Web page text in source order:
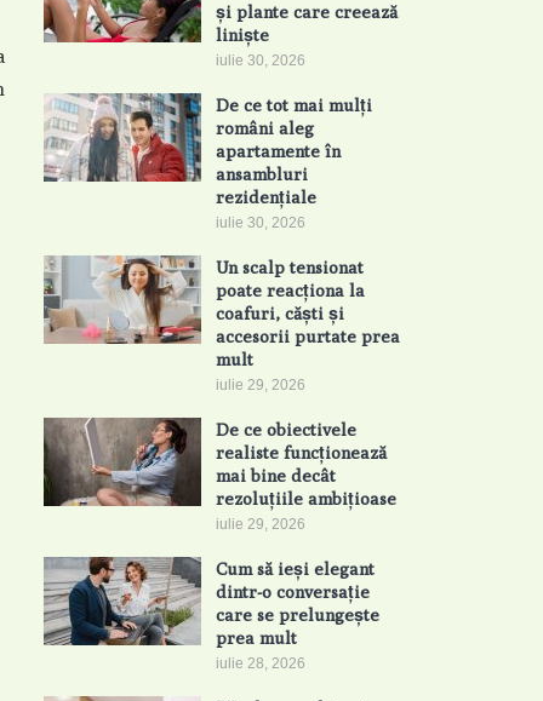
și plante care creează
liniște
iulie 30, 2026
De ce tot mai mulți
români aleg
apartamente în
ansambluri
rezidențiale
iulie 30, 2026
Un scalp tensionat
poate reacționa la
coafuri, căști și
accesorii purtate prea
mult
iulie 29, 2026
De ce obiectivele
realiste funcționează
mai bine decât
rezoluțiile ambițioase
iulie 29, 2026
Cum să ieși elegant
dintr-o conversație
care se prelungește
prea mult
iulie 28, 2026